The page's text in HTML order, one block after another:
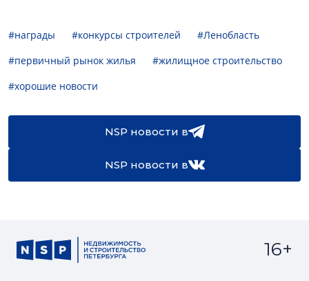
#награды #конкурсы строителей
#Ленобласть
#первичный рынок жилья
#жилищное строительство
#хорошие новости
NSP новости в
NSP новости в
16+